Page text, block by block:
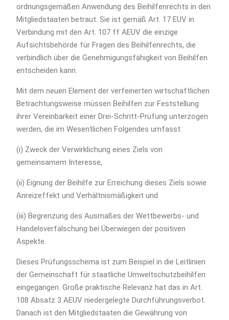
ordnungsgemäßen Anwendung des Beihilfenrechts in den
Mitgliedstaaten betraut. Sie ist gemäß Art. 17 EUV in
Verbindung mit den Art. 107 ff AEUV die einzige
Aufsichtsbehörde für Fragen des Beihilfenrechts, die
verbindlich über die Genehmigungsfähigkeit von Beihilfen
entscheiden kann.
Mit dem neuen Element der verfeinerten wirtschaftlichen
Betrachtungsweise müssen Beihilfen zur Feststellung
ihrer Vereinbarkeit einer Drei-Schritt-Prüfung unterzogen
werden, die im Wesentlichen Folgendes umfasst:
(i) Zweck der Verwirklichung eines Ziels von
gemeinsamem Interesse,
(ii) Eignung der Beihilfe zur Erreichung dieses Ziels sowie
Anreizeffekt und Verhältnismäßigkeit und
(iii) Begrenzung des Ausmaßes der Wettbewerbs- und
Handelsverfälschung bei Überwiegen der positiven
Aspekte.
Dieses Prüfungsschema ist zum Beispiel in die Leitlinien
der Gemeinschaft für staatliche Umweltschutzbeihilfen
eingegangen. Große praktische Relevanz hat das in Art.
108 Absatz 3 AEUV niedergelegte Durchführungsverbot.
Danach ist den Mitgliedstaaten die Gewährung von